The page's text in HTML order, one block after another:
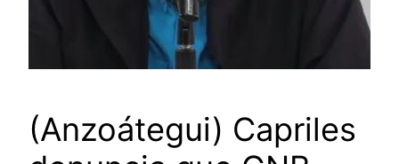
(Anzoátegui) Capriles